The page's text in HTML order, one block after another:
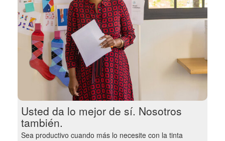
Usted da lo mejor de sí. Nosotros
también.
Sea productivo cuando más lo necesite con la tinta